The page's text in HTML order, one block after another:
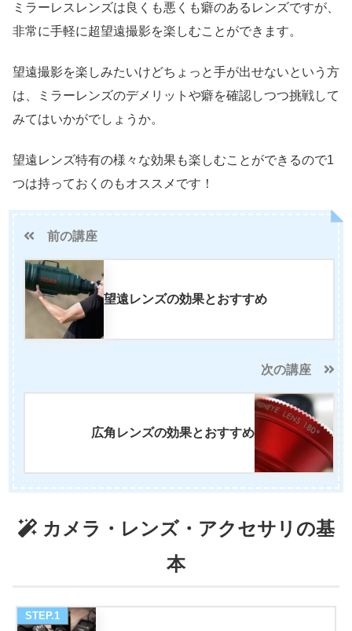
ミラーレスレンズは良くも悪くも癖のあるレンズですが、
非常に手軽に超望遠撮影を楽しむことができます。
望遠撮影を楽しみたいけどちょっと手が出せないという方
は、ミラーレンズのデメリットや癖を確認しつつ挑戦して
みてはいかがでしょうか。
望遠レンズ特有の様々な効果も楽しむことができるので1
つは持っておくのもオススメです！
前の講座
望遠レンズの効果とおすすめ
次の講座
広角レンズの効果とおすすめ
カメラ・レンズ・アクセサリの基
本
STEP.1